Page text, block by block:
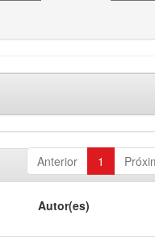
Anterior 1
Autor(es)